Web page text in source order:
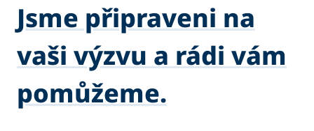
Jsme připraveni na
vaši výzvu a rádi vám
pomůžeme.